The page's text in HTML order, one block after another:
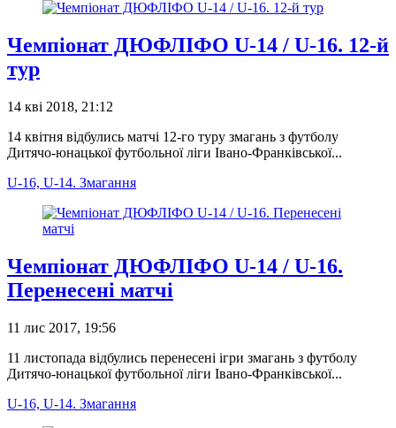
Чемпіонат ДЮФЛІФО U-14 / U-16. 12-й
тур
14 кві 2018, 21:12
14 квітня відбулись матчі 12-го туру змагань з футболу
Дитячо-юнацької футбольної ліги Івано-Франківської...
U-16, U-14. Змагання
Чемпіонат ДЮФЛІФО U-14 / U-16.
Перенесені матчі
11 лис 2017, 19:56
11 листопада відбулись перенесені ігри змагань з футболу
Дитячо-юнацької футбольної ліги Івано-Франківської...
U-16, U-14. Змагання